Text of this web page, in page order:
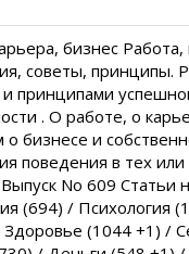
бизнес Работа,
советы, принципы.
и принципами
. О работе, о
бизнесе и
поведения в тех
No 609 Статьи
(694) / Психология
(1044 +1) /